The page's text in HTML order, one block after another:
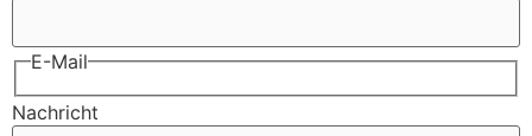
E-Mail
Nachricht